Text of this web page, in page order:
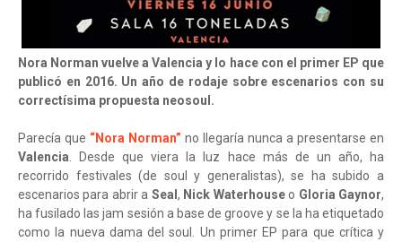
Nora Norman vuelve a Valencia y lo hace con el primer EP que
publicó en 2016. Un año de rodaje sobre escenarios con su
correctísima propuesta neosoul.
Parecía que “Nora Norman” no llegaría nunca a presentarse en
Valencia. Desde que viera la luz hace más de un año, ha
recorrido festivales (de soul y generalistas), se ha subido a
escenarios para abrir a Seal , Nick Waterhouseo Gloria Gaynor,
ha fusilado las jam sesión a base de groove y se la ha etiquetado
como la nueva dama del soul. Un primer EP para que crítica y